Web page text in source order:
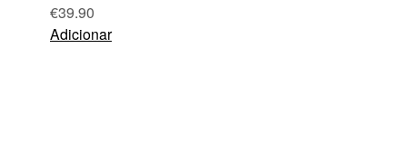
€39.90
Adicionar